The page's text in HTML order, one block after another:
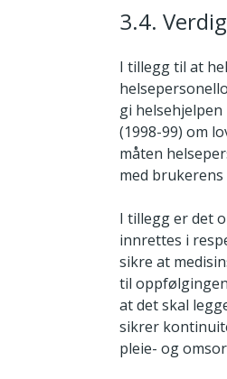
3.4.
I tillegg til at
gi
(1998-99) om
måten
med
I tillegg er det
innrettes i
sikre at
til
at det skal
sikrer
pleie- og